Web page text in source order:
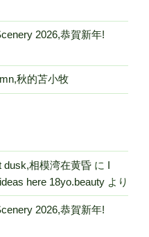
2026,恭賀新年!
秋的苫小牧
dusk,相模湾在黄昏 に I
here 18yo.beauty より
2026,恭賀新年!